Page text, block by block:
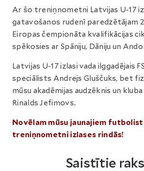
Ar šo treniņnometni Latvijas U-17
gatavošanos rudenī paredzētājam
Eiropas čempionāta kvalifikācijas
spēkosies ar Spāniju, Dāniju un
Latvijas U-17 izlasi vada ilggadējais
speciālists Andrejs Gluščuks, bet
mūsu akadēmijas audzēknis un
Rinalds Jefimovs.
Novēlam mūsu jaunajiem
treniņnometni izlases rindās!
Saistītie